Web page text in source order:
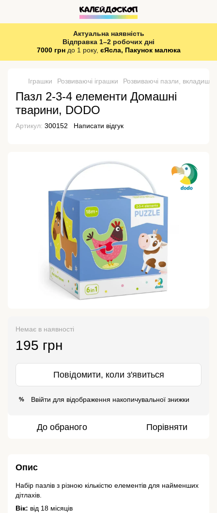
Актуальна наявність
Відправка 1–2 робочих дні
7000 грндо 1 року, єЯсла, Пакунок малюка
Іграшки Розвиваючі іграшки Розвиваючі пазли, вкладиші
Пазл 2-3-4 елементи Домашні
тварини, DODO
Артикул: 300152 Написати відгук
Немає в наявності
195 грн
Повідомити, коли з'явиться
% Ввійти для відображення накопичувальної знижки
До обраного Порівняти
Опис
Набір пазлів з різною кількістю елементів для найменших
дітлахів.
Вік: від 18 місяців